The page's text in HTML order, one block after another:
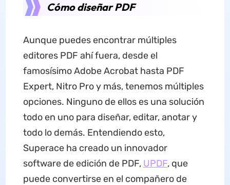
Cómo diseñar PDF
Aunque puedes encontrar múltiples
editores PDF ahí fuera, desde el
famosísimo Adobe Acrobat hasta PDF
Expert, Nitro Pro y más, tenemos múltiples
opciones. Ninguno de ellos es una solución
todo en uno para diseñar, editar, anotar y
todo lo demás. Entendiendo esto,
Superace ha creado un innovador
software de edición de PDF, UPDF, que
puede convertirse en el compañero de